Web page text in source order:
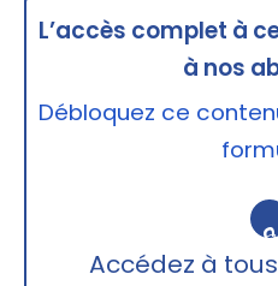
L’accès complet à
à nos
Débloquez ce
🔒
Accédez à